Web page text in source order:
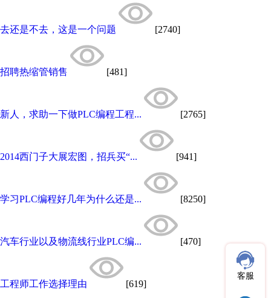
去还是不去，这是一个问题 [2740]
招聘热缩管销售 [481]
新人，求助一下做PLC编程工程... [2765]
2014西门子大展宏图，招兵买“... [941]
学习PLC编程好几年为什么还是... [8250]
汽车行业以及物流线行业PLC编... [470]
工程师工作选择理由 [619]
客服